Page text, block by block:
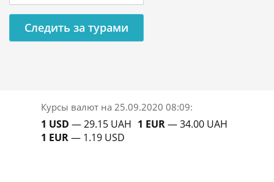
Следить за турами
Курсы валют на 25.09.2020 08:09:
1 USD — 29.15 UAH
1 EUR— 1.19 USD
1 EUR— 34.00 UAH